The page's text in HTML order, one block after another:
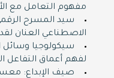
مفهوم التعامل مع
سيد المسرح
الاصطناعي العنان
سيكولوجيا وسائل
لفهم أعماق التفاعل